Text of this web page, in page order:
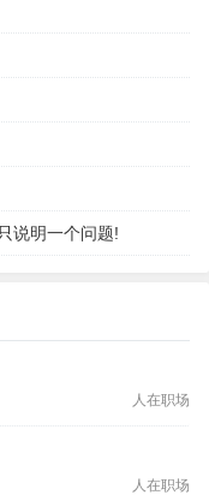
说明一个问题!
人在职场
人在职场